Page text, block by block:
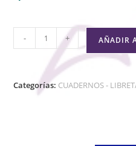
- + AÑADIR
Categorías: CUADERNOS -